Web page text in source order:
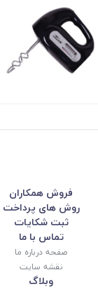
فروش همکاران
روش های پرداخت
ثبت شکایات
تماس با ما
صفحه درباره ما
نقشه سایت
وبلاگ